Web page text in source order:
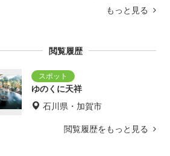
もっと見る
閲覧履歴
ゆのくに天祥
石川県・加賀市
閲覧履歴をもっと見る